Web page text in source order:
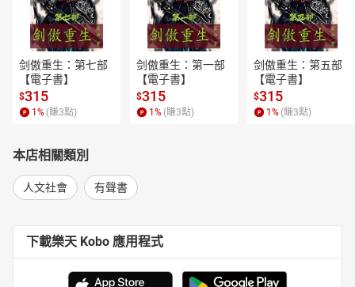
剑傲重生：第七部
【電子書】
$315
1 % (賺3點)
剑傲重生：第一部
【電子書】
$315
1 % (賺3點)
剑傲重生：第五部
【電子書】
$315
1 % (賺3點)
本店相關類別
人文社會 有聲書
下載樂天 Kobo 應用程式